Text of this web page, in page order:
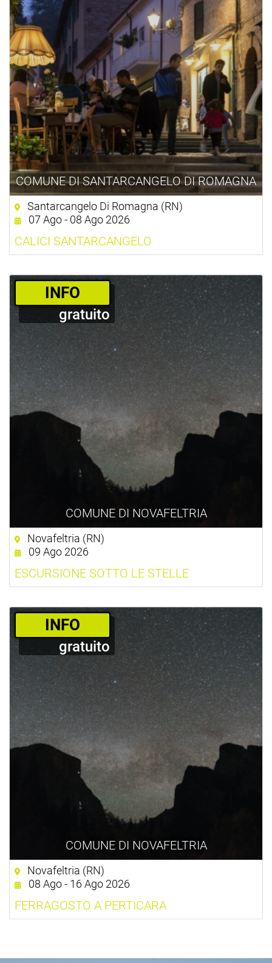
COMUNE DI SANTARCANGELO DI ROMAGNA
Santarcangelo Di Romagna (RN)
07 Ago - 08 Ago 2026
CALICI SANTARCANGELO
COMUNE DI NOVAFELTRIA
­INFO
gratuito
Novafeltria (RN)
09 Ago 2026
ESCURSIONE SOTTO LE STELLE
COMUNE DI NOVAFELTRIA
­INFO
gratuito
Novafeltria (RN)
08 Ago - 16 Ago 2026
FERRAGOSTO A PERTICARA